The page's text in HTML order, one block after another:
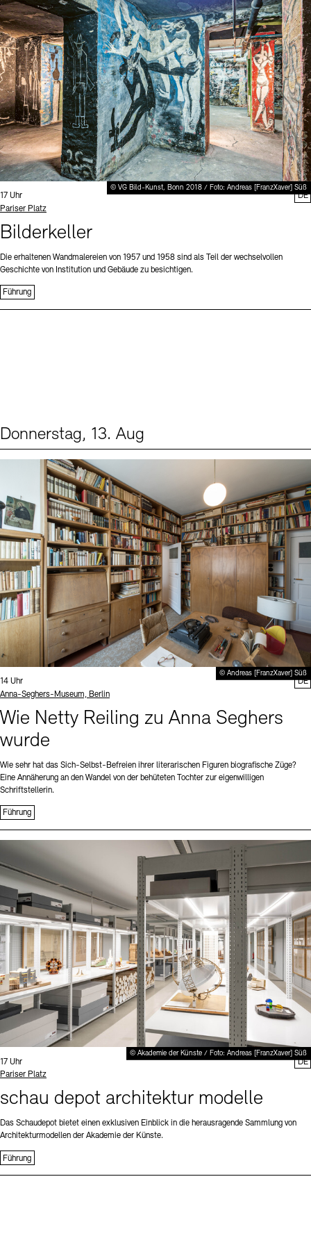
Stellenangebote Newsletter Presse
Nachhaltigkeit Kontakt
Digitale Sammlungen Exil-Archive
© VG Bild-Kunst, Bonn 2018 / Foto: Andreas [FranzXaver] Süß
Uhrzeit:
17 Uhr
Standort
Pariser Platz
Bilderkeller
Die erhaltenen Wandmalereien von 1957 und 1958 sind als Teil der wechselvollen
Geschichte von Institution und Gebäude zu besichtigen.
Führung
DE
Donnerstag, 13. Aug
© Andreas [FranzXaver] Süß
Uhrzeit:
14 Uhr
Standort
Anna-Seghers-Museum, Berlin
Wie Netty Reiling zu Anna Seghers
wurde
Wie sehr hat das Sich-Selbst-Befreien ihrer literarischen Figuren biografische Züge?
Eine Annäherung an den Wandel von der behüteten Tochter zur eigenwilligen
Schriftstellerin.
Führung
DE
© Akademie der Künste / Foto: Andreas [FranzXaver] Süß
Uhrzeit:
17 Uhr
Standort
Pariser Platz
schau depot architektur modelle
Das Schaudepot bietet einen exklusiven Einblick in die herausragende Sammlung von
Architekturmodellen der Akademie der Künste.
Führung
DE